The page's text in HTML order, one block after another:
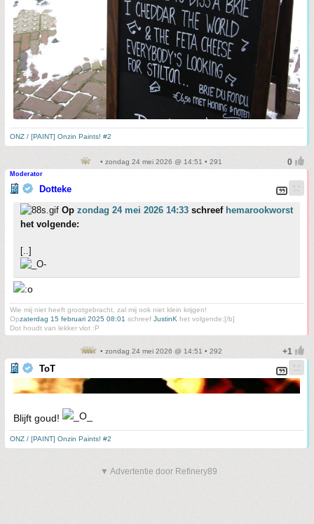
ONZ / [PAINT] Onzin Paints! #2
• zondag 24 mei 2026 @ 14:51 • 291
Moderator
Dotteke
Op zondag 24 mei 2026 14:33 schreef hemarookworst
het volgende:
[..]
Wie mij niet heeft grootgebracht, zal mij ook niet klein krijgen!
Opzaterdag 15 februari 2025 08:01 schreef JustinK het volgende:[/b]
Dot houdt van lekker vlot :P
• zondag 24 mei 2026 @ 14:51 • 292
ToT
Blijft goud!
ONZ / [PAINT] Onzin Paints! #2
▼ Advertentie door Refinery89